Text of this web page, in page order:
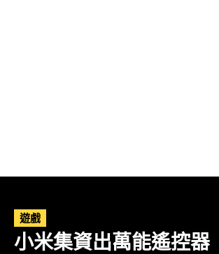
遊戲
小米集資出萬能遙控器